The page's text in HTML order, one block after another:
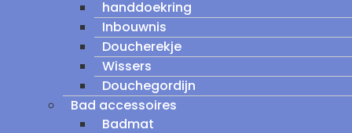
handdoekring
Inbouwnis
Doucherekje
Wissers
Douchegordijn
Bad accessoires
Badmat